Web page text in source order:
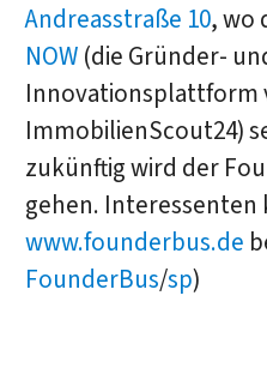
Andreasstraße 10, wo
NOW(die Gründer-
Innovationsplattform
ImmobilienScout24)
zukünftig wird der
gehen. Interessenten
www.founderbus.de
FounderBus/sp)